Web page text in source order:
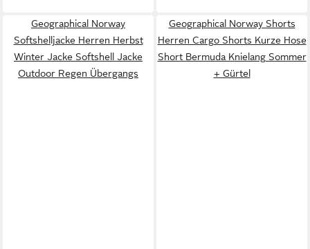
Geographical Norway
Softshelljacke Herren Herbst
Winter Jacke Softshell Jacke
Outdoor Regen Übergangs
Geographical Norway Shorts
Herren Cargo Shorts Kurze Hose
Short Bermuda Knielang Sommer
+ Gürtel